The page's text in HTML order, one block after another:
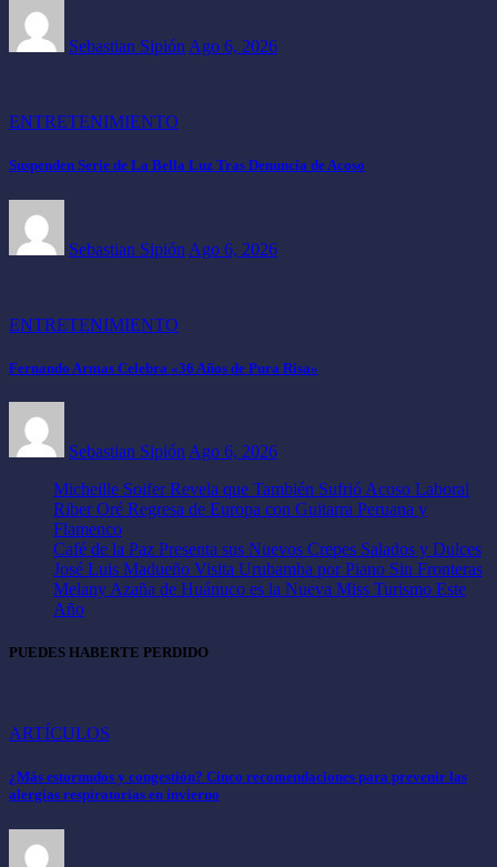
Sebastian Sipión Ago 6, 2026
ENTRETENIMIENTO
Suspenden Serie de La Bella Luz Tras Denuncia de Acoso
Sebastian Sipión Ago 6, 2026
ENTRETENIMIENTO
Fernando Armas Celebra «36 Años de Pura Risa»
Sebastian Sipión Ago 6, 2026
Micheille Soifer Revela que También Sufrió Acoso Laboral
Riber Oré Regresa de Europa con Guitarra Peruana y
Flamenco
Café de la Paz Presenta sus Nuevos Crepes Salados y Dulces
José Luis Madueño Visita Urubamba por Piano Sin Fronteras
Melany Azaña de Huánuco es la Nueva Miss Turismo Este
Año
PUEDES HABERTE PERDIDO
ARTÍCULOS
¿Más estornudos y congestión? Cinco recomendaciones para prevenir las
alergias respiratorias en invierno